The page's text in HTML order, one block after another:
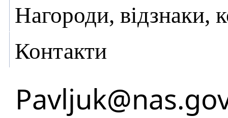
Нагороди, відзнаки,
Контакти